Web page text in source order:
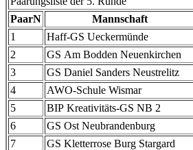
PaarN
Mannschaft
1
Haff-GS Ueckermünde
2
GS Am Bodden Neuenkirchen
3
GS Daniel Sanders Neustrelitz
4
AWO-Schule Wismar
5
BIP Kreativitäts-GS NB 2
6
GS Ost Neubrandenburg
7
GS Kletterrose Burg Stargard